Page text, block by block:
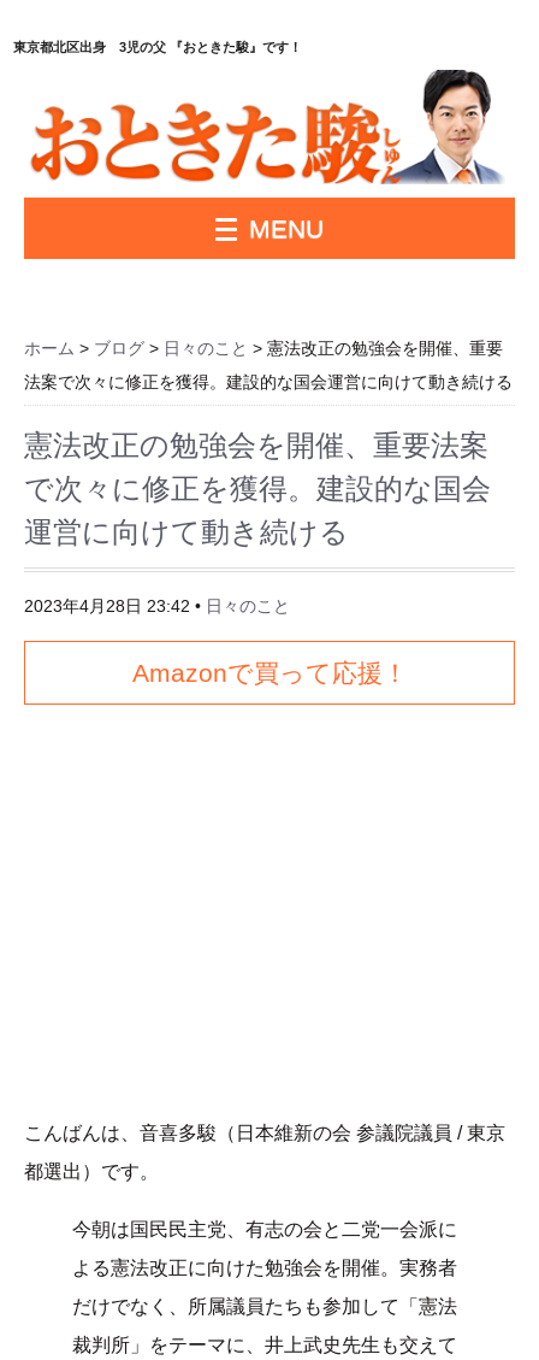
東京都北区出身 3児の父 『おときた駿』です！
MENU
ホーム > ブログ > 日々のこと > 憲法改正の勉強会を開催、重要
法案で次々に修正を獲得。建設的な国会運営に向けて動き続ける
憲法改正の勉強会を開催、重要法案
で次々に修正を獲得。建設的な国会
運営に向けて動き続ける
2023年4月28日 23:42 • 日々のこと
Amazonで買って応援！
こんばんは、音喜多駿（日本維新の会 参議院議員 / 東京
都選出）です。
今朝は国民民主党、有志の会と二党一会派に
よる憲法改正に向けた勉強会を開催。実務者
だけでなく、所属議員たちも参加して「憲法
裁判所」をテーマに、井上武史先生も交えて